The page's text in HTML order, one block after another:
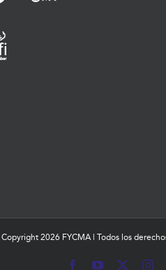
Copyright 2026 FYCMA | Todos los
FacebookYouTube
X